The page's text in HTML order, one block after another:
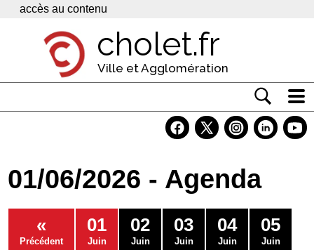
Panneau de gestion des cookies
accès au contenu
cholet.fr
Ville et Agglomération
Economie
Services
Contacts
01/06/2026 - Agenda
«
Précédent
01
Juin
02
Juin
03
Juin
04
Juin
05
Juin